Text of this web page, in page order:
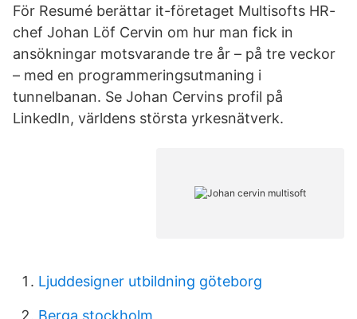
För Resumé berättar it-företaget Multisofts HR-
chef Johan Löf Cervin om hur man fick in
ansökningar motsvarande tre år – på tre veckor
– med en programmeringsutmaning i
tunnelbanan. Se Johan Cervins profil på
LinkedIn, världens största yrkesnätverk.
Ljuddesigner utbildning göteborg
Berga stockholm